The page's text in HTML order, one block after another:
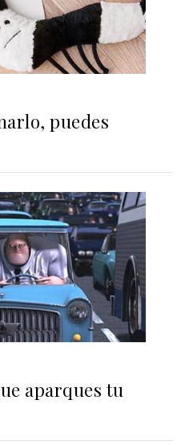
puedes
aparques tu